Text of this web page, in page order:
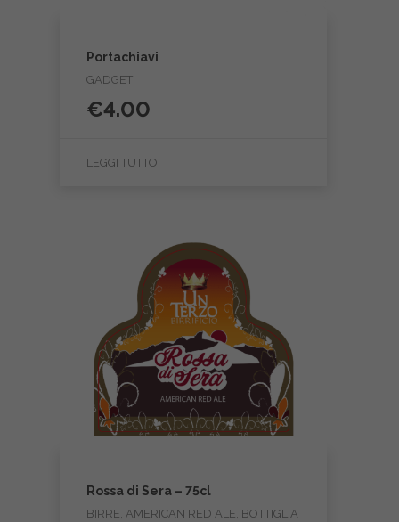
Portachiavi
GADGET
€4.00
LEGGI TUTTO
Rossa di Sera – 75cl
BIRRE, AMERICAN RED ALE, BOTTIGLIA